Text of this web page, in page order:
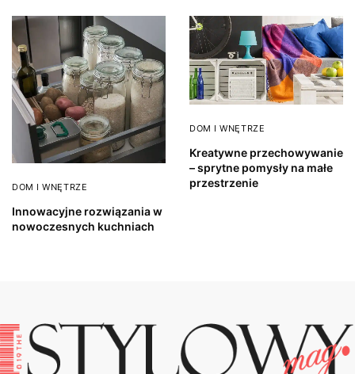
DOM I WNĘTRZE
Innowacyjne rozwiązania w
nowoczesnych kuchniach
DOM I WNĘTRZE
Kreatywne przechowywanie
– sprytne pomysły na małe
przestrzenie